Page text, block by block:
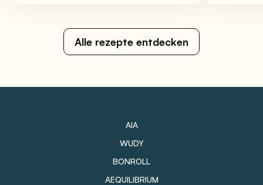
Alle rezepte entdecken
AIA
WUDY
BONROLL
AEQUILIBRIUM